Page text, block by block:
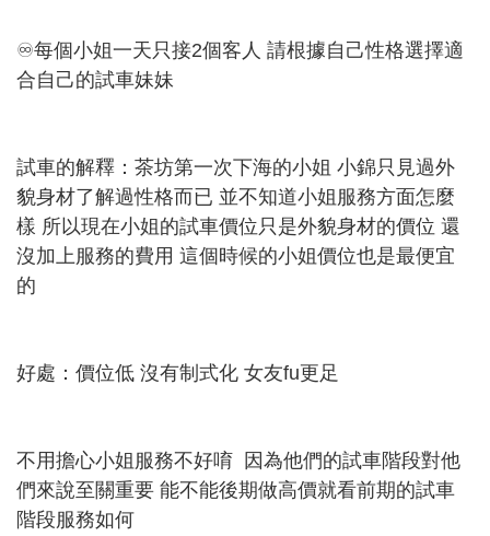
♾每個小姐一天只接2個客人 請根據自己性格選擇適
合自己的試車妹妹
試車的解釋：茶坊第一次下海的小姐 小錦只見過外
貌身材了解過性格而已 並不知道小姐服務方面怎麼
樣 所以現在小姐的試車價位只是外貌身材的價位 還
沒加上服務的費用 這個時候的小姐價位也是最便宜
的
好處：價位低 沒有制式化 女友fu更足
不用擔心小姐服務不好唷 因為他們的試車階段對他
們來說至關重要 能不能後期做高價就看前期的試車
階段服務如何